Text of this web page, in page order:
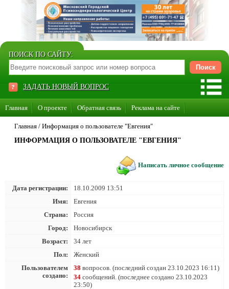
ПОИСК ПО САЙТУ:
ЗАДАТЬ НОВЫЙ ВОПРОС
Главная О проекте Обратная связь Реклама на сайте
Стать консультантом нашего сайта
Суперакция «Каждому врачу свой сайт»
Главная / Информация о пользователе "Евгения"
ИНФОРМАЦИЯ О ПОЛЬЗОВАТЕЛЕ "ЕВГЕНИЯ"
Написать личное сообщение
Дата регистрации:
18.10.2009 13:51
Имя:
Евгения
Страна:
Россия
Город:
Новосибирск
Возраст:
34 лет
Пол:
Женский
Пользователем
создано:
38 вопросов. (последний создан 23.10.2023 16:11)
34 сообщений. (последнее создано 23.10.2023
23:50)